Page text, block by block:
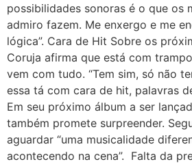
possibilidades sonoras é o que os
admiro fazem. Me enxergo e me
lógica”. Cara de Hit Sobre os
Coruja afirma que está com
vem com tudo. “Tem sim, só não
essa tá com cara de hit, palavras
Em seu próximo álbum a ser
também promete surpreender.
aguardar “uma musicalidade
acontecendo na cena”. Falta da